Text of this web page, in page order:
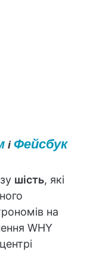
і Фейсбук
шість, які
на
WHY